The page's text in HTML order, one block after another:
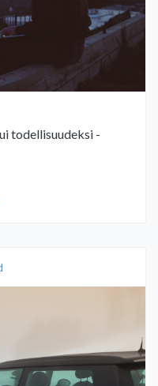
todellisuudeksi -